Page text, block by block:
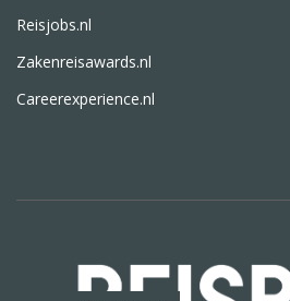
Reisjobs.nl
Zakenreisawards.nl
Careerexperience.nl